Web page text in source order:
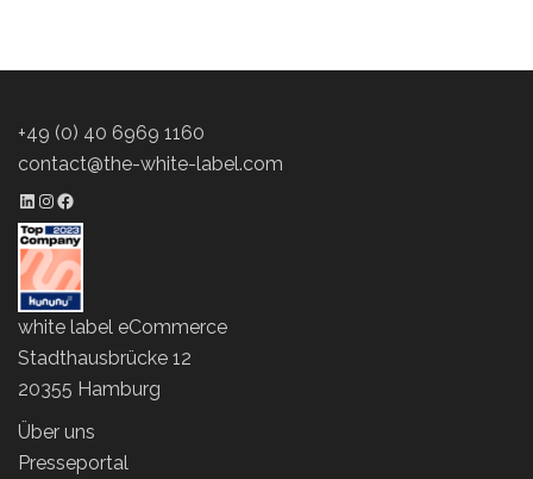
+49 (0) 40 6969 1160
contact@the-white-label.com
LinkedIn Profil
Instagram Profil
Facebook Profil
white label eCommerce
Stadthausbrücke 12
20355 Hamburg
Über uns
Presseportal